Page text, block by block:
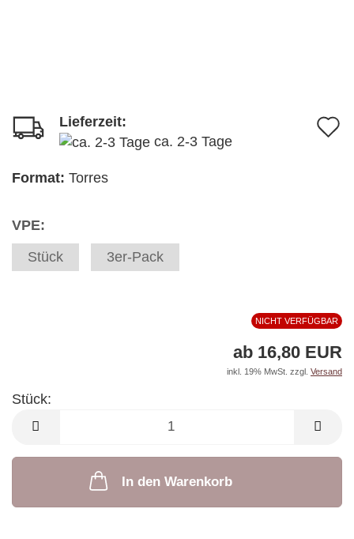
Lieferzeit:
ca. 2-3 Tage
Format: Torres
VPE:
Stück
3er-Pack
NICHT VERFÜGBAR
ab 16,80 EUR
inkl. 19% MwSt. zzgl. Versand
Stück:
Stück
In den Warenkorb